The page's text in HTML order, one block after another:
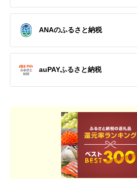
ANAのふるさと納税
auPAYふるさと納税